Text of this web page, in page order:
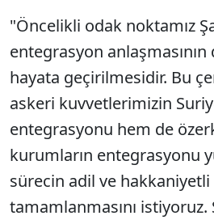
"Öncelikli odak noktamız
entegrasyon
hayata geçirilmesidir. Bu
askeri kuvvetlerimizin
entegrasyonu hem de
kurumların entegrasyonu
sürecin adil ve
tamamlanmasını istiyoruz.